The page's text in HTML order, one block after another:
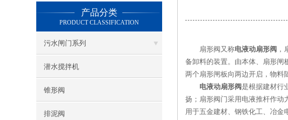
产品分类
PRODUCT CLASSIFICATION
污水闸门系列
潜水搅拌机
锥形阀
排泥阀
扇形阀又称电液动扇形阀
备卸料的装置。由本体、扇形闸
两个扇形闸板向两边开启，物料
电液动扇形阀是根据建材行
扬；扇形阀门采用电液推杆作动
用于五金建材、钢铁化工、冶金